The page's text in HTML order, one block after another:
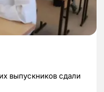
выпускников сдали